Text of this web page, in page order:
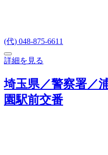
(代) 048-875-6611
詳細を見る
埼玉県／警察署／
園駅前交番